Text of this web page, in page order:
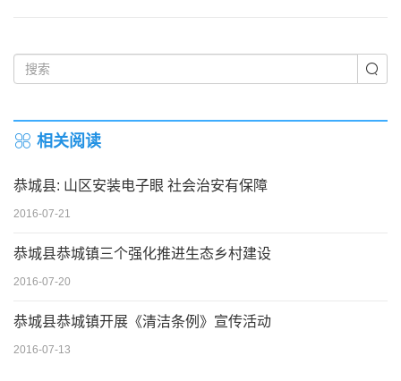
相关阅读
恭城县: 山区安装电子眼 社会治安有保障
2016-07-21
恭城县恭城镇三个强化推进生态乡村建设
2016-07-20
恭城县恭城镇开展《清洁条例》宣传活动
2016-07-13